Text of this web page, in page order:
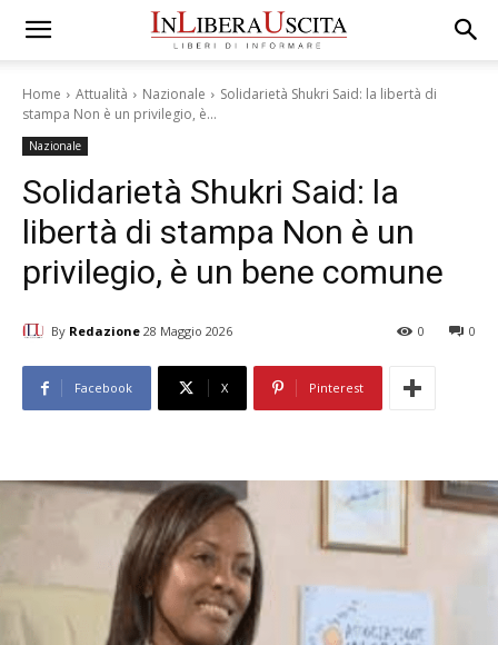
Home Attualità Nazionale
Solidarietà Shukri Said: la libertà di
stampa Non è un privilegio, è...
Nazionale
Solidarietà Shukri Said: la
libertà di stampa Non è un
privilegio, è un bene comune
By Redazione 28 Maggio 2026 0
0
Facebook X Pinterest